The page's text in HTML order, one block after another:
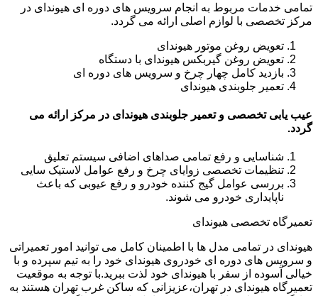
تمامی خدمات مربوط به انجام سرویس های دوره ای هیوندای در
مرکز تخصصی با لوازم اصلی ارائه می گردد.
تعویض روغن موتور هیوندای
تعویض روغن گیربکس هیوندای با دستگاه
بازدید کامل چهار چرخ و سرویس های دوره ای
تعمیر جلوبندی هیوندای
عیب یابی تخصصی و تعمیر جلوبندی هیوندای در مرکز ارائه می
گردد.
شناسایی و رفع تمامی صداهای اضافی سیستم تعلیق
تنظیمات تخصصی زوایای چرخ و رفع عوامل لاستیک سایی
بررسی عوامل گیج کننده خودرو و رفع عیوبی که باعث
ناپایداری خودرو می شوند.
تعمیرگاه تخصصی هیوندای
هیوندای در تمامی مدل ها با اطمینان کامل می توانید امور تعمیراتی
و سرویس های دوره ای خودروی هیوندای خود را به تیم سپرده و با
خیالی آسوده از سفر با هیوندای خود لذت ببرید.با توجه به موقعیت
تعمیرگاه هیوندای در تهران،عزیزانی که ساکن غرب تهران هستند به